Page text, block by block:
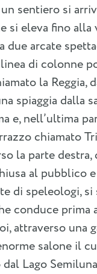
sentiero si
si eleva fino alla
due arcate
di colonne
la Reggia,
spiaggia dalla
e, nell’ultima
chiamato
la parte
al pubblico
di speleologi,
conduce prima
attraverso una
salone il
Lago